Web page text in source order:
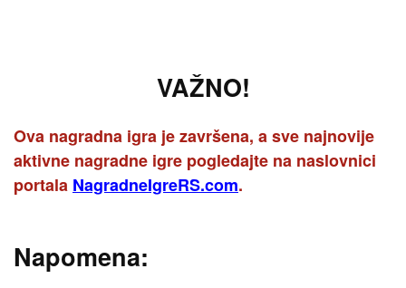
VAŽNO!
Ova nagradna igra je završena, a sve najnovije
aktivne nagradne igre pogledajte na naslovnici
portala NagradneIgreRS.com.
Napomena: